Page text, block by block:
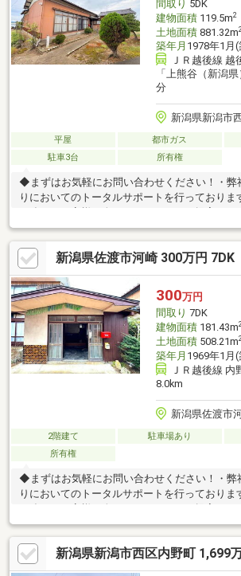
渡可！引き渡し時に新品の給湯器設置！●都市ガ
間取り 5DK
建物面積119.5m2
土地面積881.32m2
築年月 1978年1月
ＪＲ越後線 越
「上熊谷（新潟
分
新潟県新潟市
平屋 都市ガス
駐車3台
所有権
◆まずはお気軽にお問い合わせください！・弊
りにおいてのトータルサポートを行っておりま
す。・スタッフ一同、誠心誠意ご対応させて
験知識が豊富なスタッフが在籍！迅速な対応を
す。・お問合せを受けてから即日ご対応をさせ
す。・その他物件情報も多数ございます！お気
ください。
新潟県佐渡市河崎 300万円 7DK
300万円
間取り 7DK
建物面積181.43m2
土地面積508.21m
築年月 1969年1月
ＪＲ越後線
8.0km
新潟県佐渡市
2階建て 駐車場あり
所有権
◆まずはお気軽にお問い合わせください！・弊
りにおいてのトータルサポートを行っておりま
に強く、お客様一人ひとりにあったご提案をさ
す。・スタッフ一同、誠心誠意ご対応させて
験知識が豊富なスタッフが在籍！迅速な対応を
す。・お問合せを受けてから即日ご対応をさせ
す。・その他物件情報も多数ございます！お気
新潟県新潟市西区内野町 1,699